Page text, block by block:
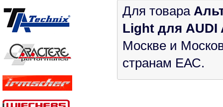
Для товара
Light для AUDI
Москве и
странам ЕАС.